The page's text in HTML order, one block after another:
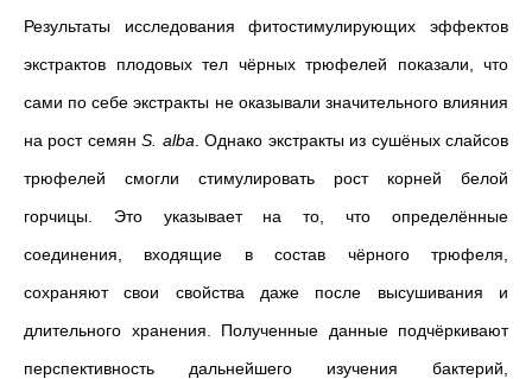
Результаты исследования фитостимулирующих эффектов
экстрактов плодовых тел чёрных трюфелей показали, что
сами по себе экстракты не оказывали значительного влияния
на рост семянS. alba. Однако экстракты из сушёных слайсов
трюфелей смогли стимулировать рост корней белой
горчицы. Это указывает на то, что определённые
соединения, входящие в состав чёрного трюфеля,
сохраняют свои свойства даже после высушивания и
длительного хранения. Полученные данные подчёркивают
перспективность дальнейшего изучения бактерий,